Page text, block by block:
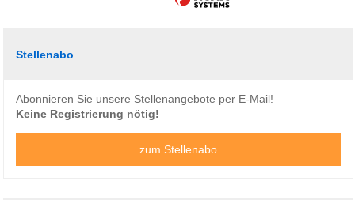
Stellenabo
Abonnieren Sie unsere Stellenangebote per E-Mail!
Keine Registrierung nötig!
zum Stellenabo